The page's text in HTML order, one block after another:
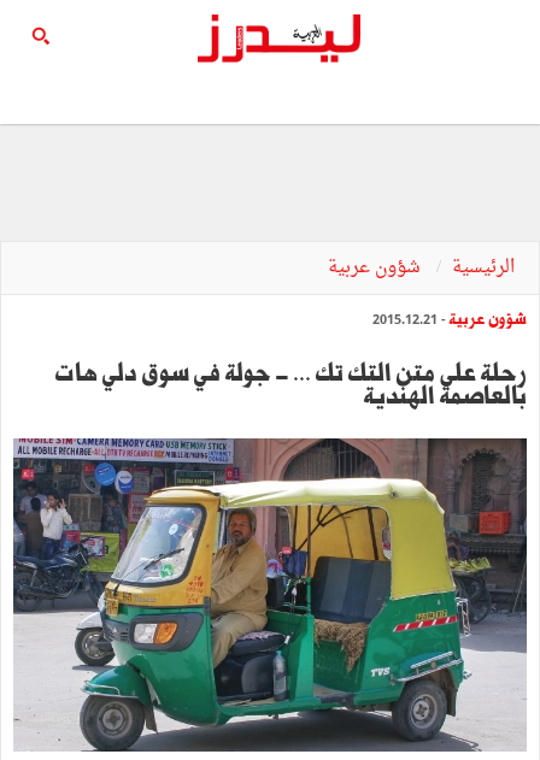
الرئيسية شؤون عربية
شؤون عربية- 2015.12.21
‬بالعاصمة‭ ‬الهندية